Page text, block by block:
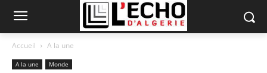
Accueil A la une
A la une Monde